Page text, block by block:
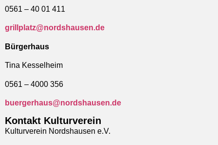
0561 – 40 01 411
grillplatz@nordshausen.de
Bürgerhaus
Tina Kesselheim
0561 – 4000 356
buergerhaus@nordshausen.de
Kontakt Kulturverein
Kulturverein Nordshausen e.V.